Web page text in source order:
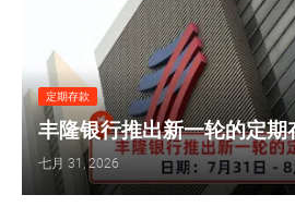
定期存款
丰隆银行推出新一轮的定期
七月 31, 2026